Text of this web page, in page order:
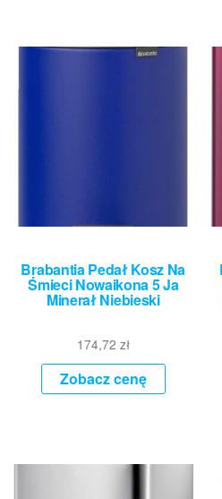
Brabantia Pedał Kosz Na
Śmieci Nowaikona 5 Ja
Minerał Niebieski
174,72 zł
Zobacz cenę